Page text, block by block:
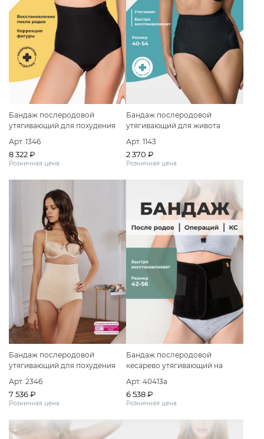
Бандаж послеродовой
утягивающий для похудения
Арт. 1346
8 322 ₽
Розничная цена
Бандаж послеродовой
утягивающий для живота
Арт. 1143
2 370 ₽
Розничная цена
Бандаж послеродовой
утягивающий для похудения
Арт. 2346
7 536 ₽
Розничная цена
Бандаж послеродовой
кесарево утягивающий на
Арт. 40413а
6 538 ₽
Розничная цена